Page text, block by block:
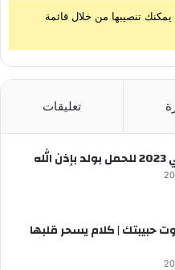
تنصيبها من خلال قائمة
تعليقات
حبيبتك | كلام يسحر قلبها